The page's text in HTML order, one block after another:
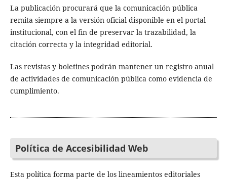
La publicación procurará que la comunicación pública
remita siempre a la versión oficial disponible en el portal
institucional, con el fin de preservar la trazabilidad, la
citación correcta y la integridad editorial.
Las revistas y boletines podrán mantener un registro anual
de actividades de comunicación pública como evidencia de
cumplimiento.
Política de Accesibilidad Web
Esta política forma parte de los lineamientos editoriales